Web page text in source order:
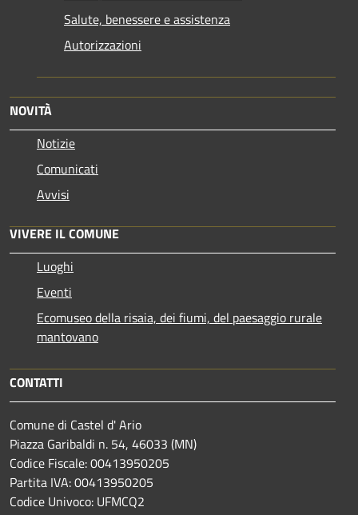
Salute, benessere e assistenza
Autorizzazioni
NOVITÀ
Notizie
Comunicati
Avvisi
VIVERE IL COMUNE
Luoghi
Eventi
Ecomuseo della risaia, dei fiumi, del paesaggio rurale
mantovano
CONTATTI
Comune di Castel d' Ario
Piazza Garibaldi n. 54, 46033 (MN)
Codice Fiscale: 00413950205
Partita IVA: 00413950205
Codice Univoco: UFMCQ2